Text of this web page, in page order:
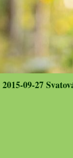
2015-09-27